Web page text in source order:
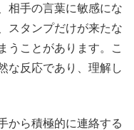
相手の言葉に敏感にな
スタンプだけが来たな
うことがあります。こ
な反応であり、理解し
から積極的に連絡する